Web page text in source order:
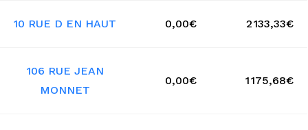
10 RUE D EN HAUT 0,00€ 2 133,33€
106 RUE JEAN
MONNET
0,00€ 1 175,68€